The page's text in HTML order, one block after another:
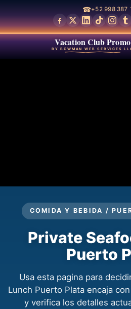
☎+52 998 387
Vacation Club Promo
BY BOWMAN WEB SERVICES
COMIDA Y BEBIDA /
Private
Puerto
Usa esta pagina para
Lunch Puerto Plata encaja
y verifica los detalles